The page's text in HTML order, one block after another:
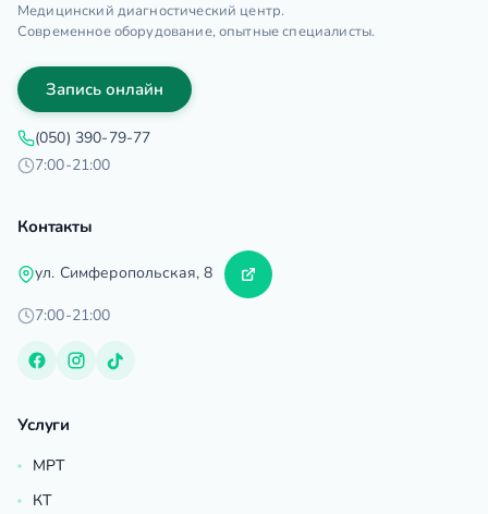
Медицинский диагностический центр.
Современное оборудование, опытные специалисты.
Запись онлайн
(050) 390-79-77
7:00-21:00
Контакты
ул. Симферопольская, 8
7:00-21:00
Услуги
МРТ
КТ